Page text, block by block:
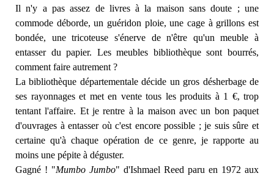
Il n'y a pas assez de livres à la maison sans doute ; une
commode déborde, un guéridon ploie, une cage à grillons est
bondée, une tricoteuse s'énerve de n'être qu'un meuble à
entasser du papier. Les meubles bibliothèque sont bourrés,
comment faire autrement ?
La bibliothèque départementale décide un gros désherbage de
ses rayonnages et met en vente tous les produits à 1 €, trop
tentant l'affaire. Et je rentre à la maison avec un bon paquet
d'ouvrages à entasser où c'est encore possible ; je suis sûre et
certaine qu'à chaque opération de ce genre, je rapporte au
moins une pépite à déguster.
Gagné ! "Mumbo Jumbo" d'Ishmael Reed paru en 1972 aux